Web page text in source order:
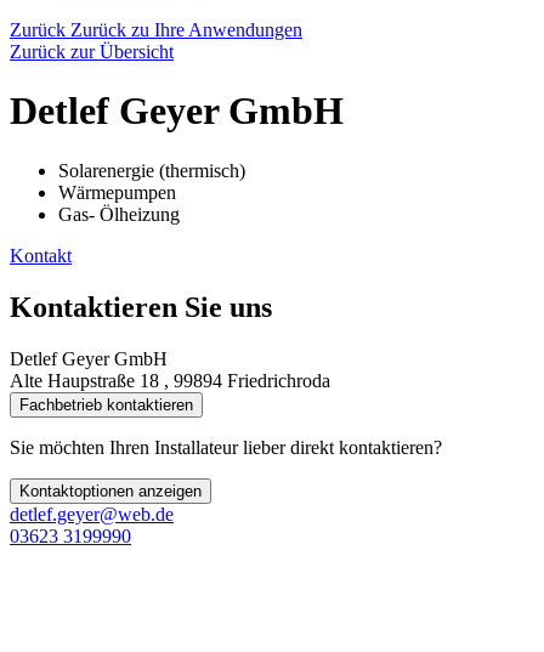
Zurück Zurück zu Ihre Anwendungen
Zurück zur Übersicht
Detlef Geyer GmbH
Solarenergie (thermisch)
Wärmepumpen
Gas- Ölheizung
Kontakt
Kontaktieren Sie uns
Detlef Geyer GmbH
Alte Haupstraße 18 , 99894 Friedrichroda
Fachbetrieb kontaktieren
Sie möchten Ihren Installateur lieber direkt kontaktieren?
Kontaktoptionen anzeigen
detlef.geyer@web.de
03623 3199990